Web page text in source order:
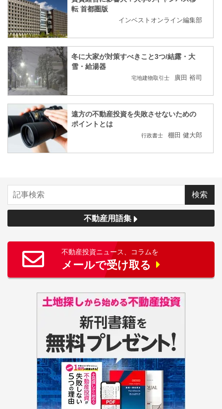
転 首都圏版
インベストオンライン編集部
冬に大家が対策すべきこと3つ/結露・大
雪・給湯器
宅地建物取引士 廣田 裕司
遠方の不動産投資を失敗させないための
ポイントとは
行政書士 棚田 健大郎
不動産用語集
不動産投資ニュース、コラムを
メールで受け取る